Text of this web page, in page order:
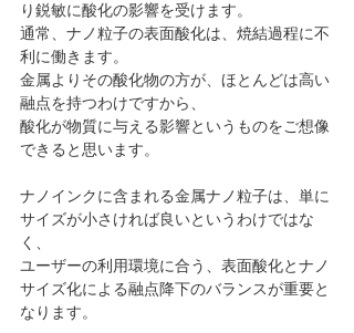
り鋭敏に酸化の影響を受けます。
通常、ナノ粒子の表面酸化は、焼結過程に不
利に働きます。
金属よりその酸化物の方が、ほとんどは高い
融点を持つわけですから、
酸化が物質に与える影響というものをご想像
できると思います。
ナノインクに含まれる金属ナノ粒子は、単に
サイズが小さければ良いというわけではな
く、
ユーザーの利用環境に合う、表面酸化とナノ
サイズ化による融点降下のバランスが重要と
なります。